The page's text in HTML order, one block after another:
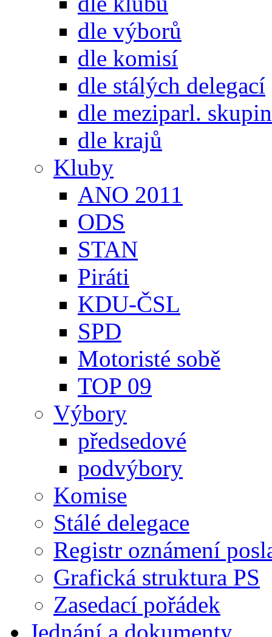
dle výborů
dle komisí
dle stálých delegací
dle meziparl. skupin
dle krajů
Kluby
ANO 2011
ODS
STAN
Piráti
KDU-ČSL
SPD
Motoristé sobě
TOP 09
Výbory
předsedové
podvýbory
Komise
Stálé delegace
Registr oznámení
Grafická struktura PS
Zasedací pořádek